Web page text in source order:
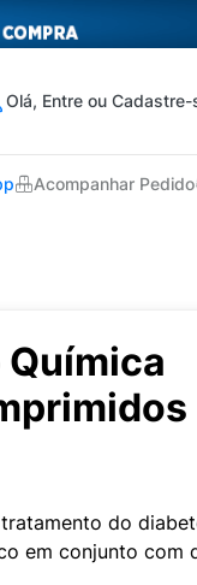
Olá, Entre ou Cadastre-
Acompanhar Pedido
do
em conjunto com